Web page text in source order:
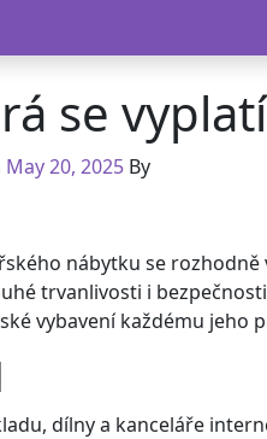
se vyplatí
May 20, 2025 By
nábytku se rozhodně
trvanlivosti i
vybavení každému jeho
dílny a kanceláře